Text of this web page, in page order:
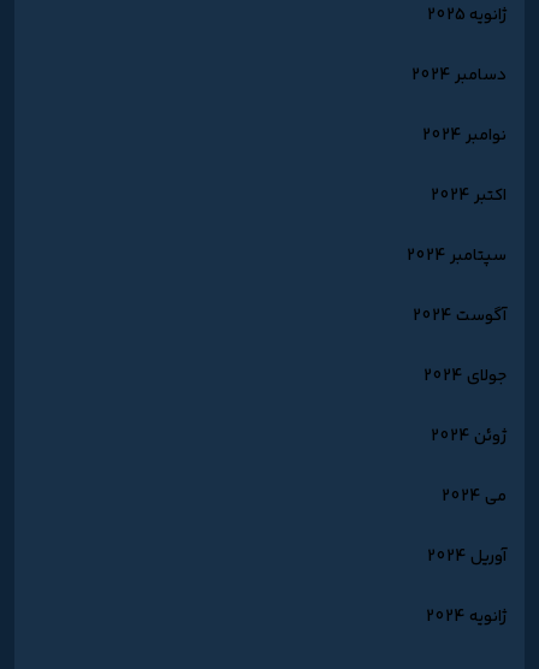
ژانویه 2025
دسامبر 2024
نوامبر 2024
اکتبر 2024
سپتامبر 2024
آگوست 2024
جولای 2024
ژوئن 2024
می 2024
آوریل 2024
ژانویه 2024